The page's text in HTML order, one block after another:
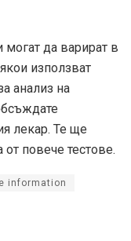
да варират в
използват
анализ на
лекар. Те ще
повече тестове.
information